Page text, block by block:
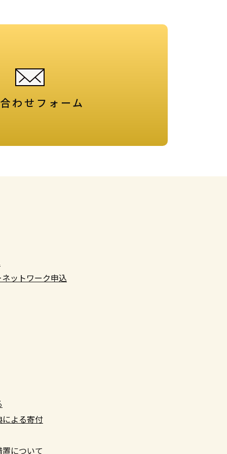
わせフォーム
ットワーク申込
よる寄付
について